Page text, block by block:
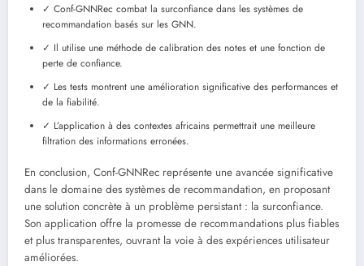
✓ Conf-GNNRec combat la surconfiance dans les systèmes de
recommandation basés sur les GNN.
✓ Il utilise une méthode de calibration des notes et une fonction de
perte de confiance.
✓ Les tests montrent une amélioration significative des performances et
de la fiabilité.
✓ L’application à des contextes africains permettrait une meilleure
filtration des informations erronées.
En conclusion, Conf-GNNRec représente une avancée significative
dans le domaine des systèmes de recommandation, en proposant
une solution concrète à un problème persistant : la surconfiance.
Son application offre la promesse de recommandations plus fiables
et plus transparentes, ouvrant la voie à des expériences utilisateur
améliorées.